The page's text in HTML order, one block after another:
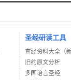
圣经研读工具
查经资料大全（新
旧约原文分析
多国语言圣经